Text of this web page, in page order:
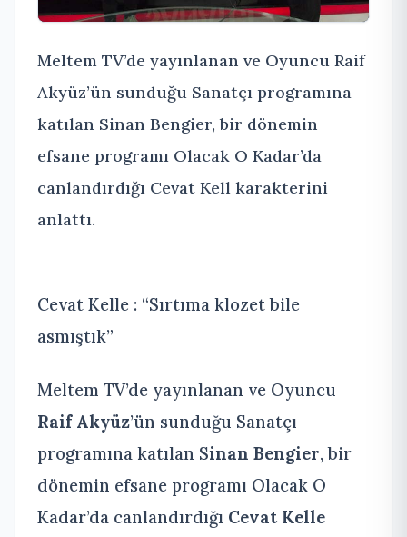
Meltem TV’de yayınlanan ve Oyuncu Raif
Akyüz’ün sunduğu Sanatçı programına
katılan Sinan Bengier, bir dönemin
efsane programı Olacak O Kadar’da
canlandırdığı Cevat Kell karakterini
anlattı.
Cevat Kelle : “Sırtıma klozet bile
asmıştık”
Meltem TV’de yayınlanan ve Oyuncu
Raif Akyüz’ün sunduğu Sanatçı
programına katılan Sinan Bengier, bir
dönemin efsane programı Olacak O
Kadar’da canlandırdığı Cevat Kelle